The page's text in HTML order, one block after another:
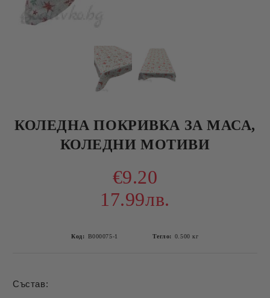
КОЛЕДНА ПОКРИВКА ЗА МАСА,
КОЛЕДНИ МОТИВИ
€9.20
17.99лв.
Код: B000075-1 Тегло: 0.500 кг
Състав: